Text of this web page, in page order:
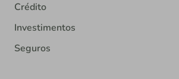
Crédito
Investimentos
Seguros